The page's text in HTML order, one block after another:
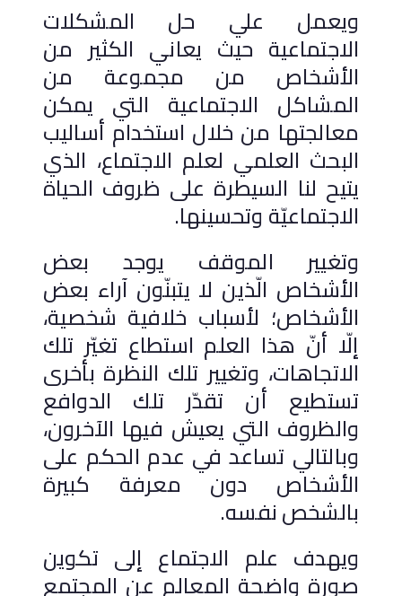
ويعمل علي حل المشكلات
الاجتماعية حيث يعاني الكثير من
الأشخاص من مجموعة من
المشاكل الاجتماعية التي يمكن
معالجتها من خلال استخدام أساليب
البحث العلمي لعلم الاجتماع، الذي
يتيح لنا السيطرة على ظروف الحياة
الاجتماعيّة وتحسينها.
وتغيير الموقف يوجد بعض
الأشخاص الّذين لا يتبنّون آراء بعض
الأشخاص؛ لأسباب خلافية شخصية،
إلّا أنّ هذا العلم استطاع تغيّر تلك
الاتجاهات، وتغيير تلك النظرة بأخرى
تستطيع أن تقدّر تلك الدوافع
والظروف التي يعيش فيها الآخرون،
وبالتالي تساعد في عدم الحكم على
الأشخاص دون معرفة كبيرة
بالشخص نفسه.
ويهدف علم الاجتماع إلى تكوين
صورة واضحة المعالم عن المجتمع